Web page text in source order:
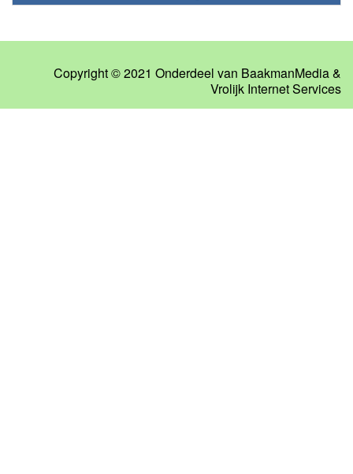
Copyright © 2021 Onderdeel van BaakmanMedia&
Vrolijk Internet Services